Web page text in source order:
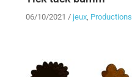
06/10/2021 / jeux, Productions